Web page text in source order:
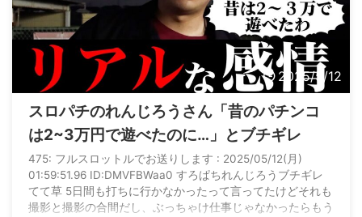
2025/5/12
スロパチのれんじろうさん「昔のパチンコ
は2~3万円で遊べたのに…」とブチギレ
475: フルスロットルでお送りします : 2025/05/12(月)
01:59:51.96 ID:DMVFBWaa0 すろぱちれんじろうブチギレ
てて草 5日間も打ちに行かなかったって言ってたけどそれも
撮影と撮影の合間だし、ぶっちゃけ仕事じゃなかったらもう